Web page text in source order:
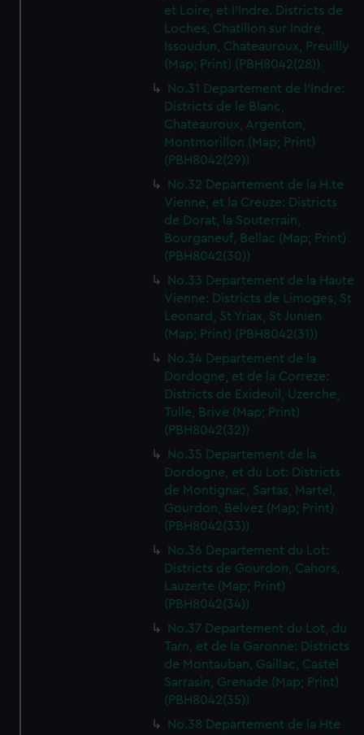
et Loire, et l'Indre. Districts de
Loches, Chatillon sur Indre,
Issoudun, Chateauroux, Preuilly
(Map; Print) (PBH8042(28))
No.31 Departement de l'Indre:
Districts de le Blanc,
Chateauroux, Argenton,
Montmorillon (Map; Print)
(PBH8042(29))
No.32 Departement de la H.te
Vienne, et la Creuze: Districts
de Dorat, la Souterrain,
Bourganeuf, Bellac (Map; Print)
(PBH8042(30))
No.33 Departement de la Haute
Vienne: Districts de Limoges, St
Leonard, St Yriax, St Junien
(Map; Print) (PBH8042(31))
No.34 Departement de la
Dordogne, et de la Correze:
Districts de Exideuil, Uzerche,
Tulle, Brive (Map; Print)
(PBH8042(32))
No.35 Departement de la
Dordogne, et du Lot: Districts
de Montignac, Sartas, Martel,
Gourdon, Belvez (Map; Print)
(PBH8042(33))
No.36 Departement du Lot:
Districts de Gourdon, Cahors,
Lauzerte (Map; Print)
(PBH8042(34))
No.37 Departement du Lot, du
Tarn, et de la Garonne: Districts
de Montauban, Gaillac, Castel
Sarrasin, Grenade (Map; Print)
(PBH8042(35))
No.38 Departement de la Hte